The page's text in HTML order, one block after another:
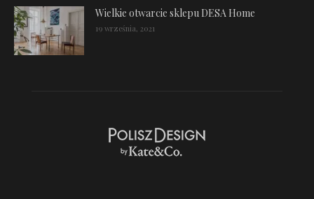
Wielkie otwarcie sklepu DESA Home
19 września, 2021